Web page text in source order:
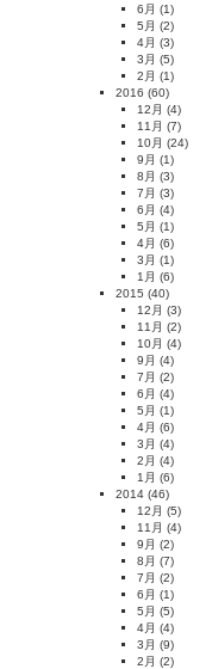
6月 (1)
5月 (2)
4月 (3)
3月 (5)
2月 (1)
2016 (60)
12月 (4)
11月 (7)
10月 (24)
9月 (1)
8月 (3)
7月 (3)
6月 (4)
5月 (1)
4月 (6)
3月 (1)
1月 (6)
2015 (40)
12月 (3)
11月 (2)
10月 (4)
9月 (4)
7月 (2)
6月 (4)
5月 (1)
4月 (6)
3月 (4)
2月 (4)
1月 (6)
2014 (46)
12月 (5)
11月 (4)
9月 (2)
8月 (7)
7月 (2)
6月 (1)
5月 (5)
4月 (4)
3月 (9)
2月 (2)